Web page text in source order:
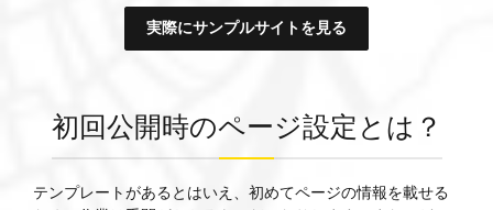
実際にサンプルサイトを見る
初回公開時のページ設定とは？
テンプレートがあるとはいえ、初めてページの情報を載せる